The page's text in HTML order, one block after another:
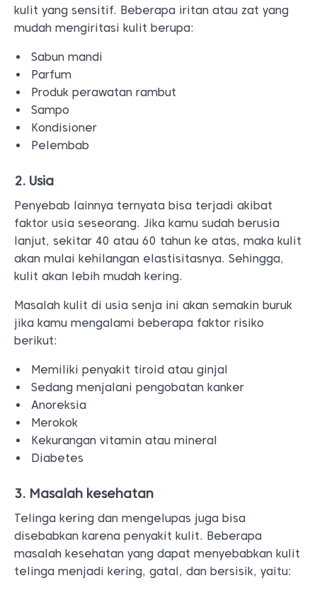
kulit yang sensitif. Beberapa iritan atau zat yang
mudah mengiritasi kulit berupa:
Sabun mandi
Parfum
Produk perawatan rambut
Sampo
Kondisioner
Pelembab
2. Usia
Penyebab lainnya ternyata bisa terjadi akibat
faktor usia seseorang. Jika kamu sudah berusia
lanjut, sekitar 40 atau 60 tahun ke atas, maka kulit
akan mulai kehilangan elastisitasnya. Sehingga,
kulit akan lebih mudah kering.
Masalah kulit di usia senja ini akan semakin buruk
jika kamu mengalami beberapa faktor risiko
berikut:
Memiliki penyakit tiroid atau ginjal
Sedang menjalani pengobatan kanker
Anoreksia
Merokok
Kekurangan vitamin atau mineral
Diabetes
3. Masalah kesehatan
Telinga kering dan mengelupas juga bisa
disebabkan karena penyakit kulit. Beberapa
masalah kesehatan yang dapat menyebabkan kulit
telinga menjadi kering, gatal, dan bersisik, yaitu: